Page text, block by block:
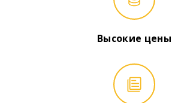
Высокие цены